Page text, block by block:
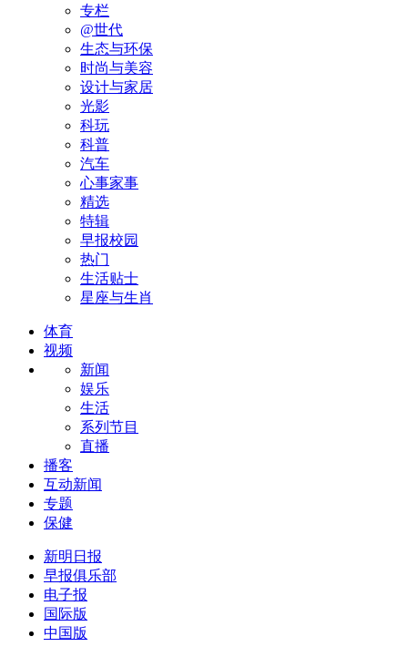
专栏
@世代
生态与环保
时尚与美容
设计与家居
光影
科玩
科普
汽车
心事家事
精选
特辑
早报校园
热门
生活贴士
星座与生肖
体育
视频
新闻
娱乐
生活
系列节目
直播
播客
互动新闻
专题
保健
新明日报
早报俱乐部
电子报
国际版
中国版